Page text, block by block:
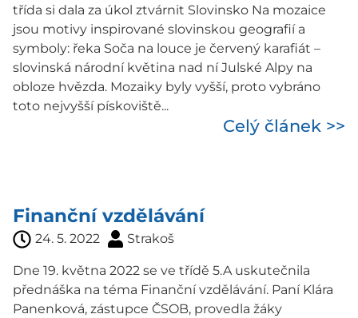
třída si dala za úkol ztvárnit Slovinsko Na mozaice
jsou motivy inspirované slovinskou geografií a
symboly: řeka Soča na louce je červený karafiát –
slovinská národní květina nad ní Julské Alpy na
obloze hvězda. Mozaiky byly vyšší, proto vybráno
toto nejvyšší pískoviště...
Celý článek >>
Finanční vzdělávání
24. 5. 2022 Strakoš
Dne 19. května 2022 se ve třídě 5.A uskutečnila
přednáška na téma Finanční vzdělávání. Paní Klára
Panenková, zástupce ČSOB, provedla žáky